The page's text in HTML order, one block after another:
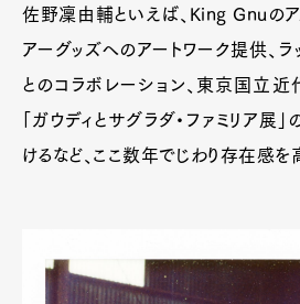
佐野凜由輔といえば、King Gnuのア
アーグッズへのアートワーク提供、
とのコラボレーション、東京国立
「ガウディとサグラダ・ファミリア展
けるなど、ここ数年でじわり存在感を